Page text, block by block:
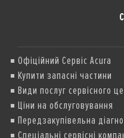
Офіційний Сервіс Acura
Купити запасні частини
Види послуг сервісного
Ціни на обслуговування
Передзакупівельна
Спеціальні сервісні